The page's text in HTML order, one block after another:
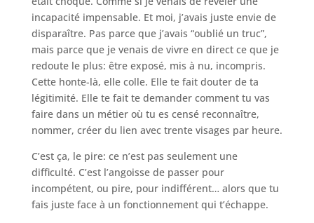
incapacité impensable. Et moi, j’avais juste envie de
disparaître. Pas parce que j’avais “oublié un truc”,
mais parce que je venais de vivre en direct ce que je
redoute le plus: être exposé, mis à nu, incompris.
Cette honte-là, elle colle. Elle te fait douter de ta
légitimité. Elle te fait te demander comment tu vas
faire dans un métier où tu es censé reconnaître,
nommer, créer du lien avec trente visages par heure.
C’est ça, le pire: ce n’est pas seulement une
difficulté. C’est l’angoisse de passer pour
incompétent, ou pire, pour indifférent… alors que tu
fais juste face à un fonctionnement qui t’échappe.